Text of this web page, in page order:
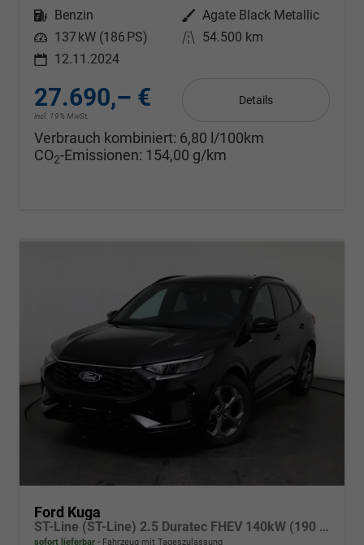
Kraftstoff
Benzin Außenfarbe Agate Black Metallic
Leistung 137 kW (186 PS) Kilometerstand 54.500 km
12.11.2024
27.690,– €
incl. 19% MwSt.
Details
Verbrauch kombiniert: 6,80 l/100km
CO2-Emissionen: 154,00 g/km
Ford Kuga
ST-Line (ST-Line) 2.5 Duratec FHEV 140kW (190 PS) Automatikgetriebe
sofort lieferbar Fahrzeug mit Tageszulassung